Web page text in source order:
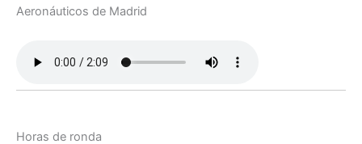
Aeronáuticos de Madrid
Horas de ronda